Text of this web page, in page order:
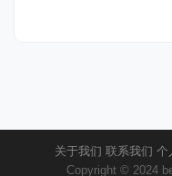
关于我们 联系我们 个
Copyright © 2024